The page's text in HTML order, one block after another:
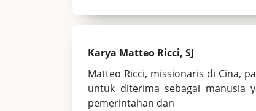
Karya Matteo Ricci, SJ
Matteo Ricci, missionaris di Cina,
untuk diterima sebagai manusia
pemerintahan dan